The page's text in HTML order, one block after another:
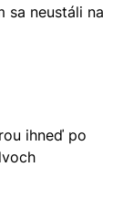
sa neustáli na
ihneď po